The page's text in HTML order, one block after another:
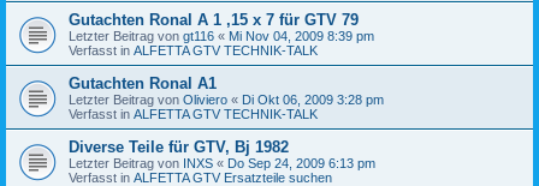
Gutachten Ronal A 1 ,15 x 7 für GTV 79
Letzter Beitrag von gt116 « Mi Nov 04, 2009 8:39 pm
Verfasst in ALFETTA GTV TECHNIK-TALK
Gutachten Ronal A1
Letzter Beitrag von Oliviero « Di Okt 06, 2009 3:28 pm
Verfasst in ALFETTA GTV TECHNIK-TALK
Diverse Teile für GTV, Bj 1982
Letzter Beitrag von INXS « Do Sep 24, 2009 6:13 pm
Verfasst in ALFETTA GTV Ersatzteile suchen